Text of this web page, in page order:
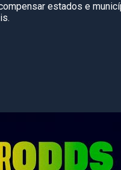
estados e